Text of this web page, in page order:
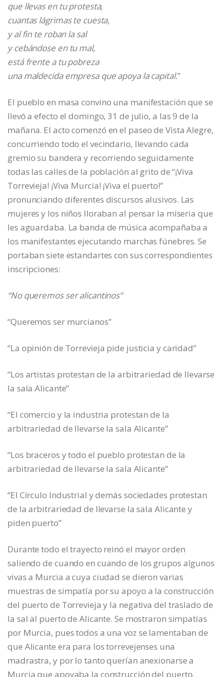
que llevas en tu protesta,
cuantas lágrimas te cuesta,
y al fin te roban la sal
y cebándose en tu mal,
está frente a tu pobreza
una maldecida empresa que apoya la capital.”
El pueblo en masa convino una manifestación que se
llevó a efecto el domingo, 31 de julio, a las 9 de la
mañana. El acto comenzó en el paseo de Vista Alegre,
concurriendo todo el vecindario, llevando cada
gremio su bandera y recorriendo seguidamente
todas las calles de la población al grito de “¡Viva
Torrevieja! ¡Viva Murcia! ¡Viva el puerto!”
pronunciando diferentes discursos alusivos. Las
mujeres y los niños lloraban al pensar la miseria que
les aguardaba. La banda de música acompañaba a
los manifestantes ejecutando marchas fúnebres. Se
portaban siete estandartes con sus correspondientes
inscripciones:
“No queremos ser alicantinos”
“Queremos ser murcianos”
“La opinión de Torrevieja pide justicia y caridad”
“Los artistas protestan de la arbitrariedad de llevarse
la sala Alicante”
“El comercio y la industria protestan de la
arbitrariedad de llevarse la sala Alicante”
“Los braceros y todo el pueblo protestan de la
arbitrariedad de llevarse la sala Alicante”
“El Círculo Industrial y demás sociedades protestan
de la arbitrariedad de llevarse la sala Alicante y
piden puerto”
Durante todo el trayecto reinó el mayor orden
saliendo de cuando en cuando de los grupos algunos
vivas a Murcia a cuya ciudad se dieron varias
muestras de simpatía por su apoyo a la construcción
del puerto de Torrevieja y la negativa del traslado de
la sal al puerto de Alicante. Se mostraron simpatías
por Murcia, pues todos a una voz se lamentaban de
que Alicante era para los torrevejenses una
madrastra, y por lo tanto querían anexionarse a
Murcia que apoyaba la construcción del puerto.